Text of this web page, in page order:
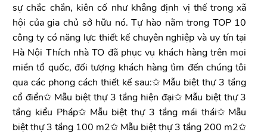
sự chắc chắn, kiên cố như khẳng định vị thế trong xã
hội của gia chủ sở hữu nó. Tự hào nằm trong TOP 10
công ty có năng lực thiết kế chuyên nghiệp và uy tín tại
Hà Nội Thích nhà TO đã phục vụ khách hàng trên mọi
miền tổ quốc, đối tượng khách hàng tìm đến chúng tôi
qua các phong cách thiết kế sau:✩ Mẫu biệt thự 3 tầng
cổ điển✩ Mẫu biệt thự 3 tầng hiện đại✩ Mẫu biệt thự 3
tầng kiểu Pháp✩ Mẫu biệt thự 3 tầng mái thái✩ Mẫu
biệt thự 3 tầng 100 m2✩ Mẫu biệt thự 3 tầng 200 m2✩